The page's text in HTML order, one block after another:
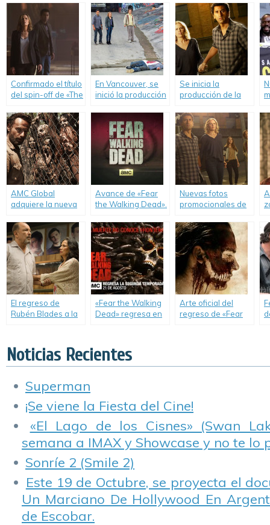
Confirmado el título
del spin-off de «The
En Vancouver, se
inició la producción
Walking Dead».
Se inicia la
producción de la
temporada de
«Fear the Walking
Dead».
AMC Global
adquiere la nueva
complementaria a
«The Walking
Dead».
Avance de «Fear
the Walking Dead».
Nuevas fotos
promocionales de
Dead».
El regreso de
Rubén Blades a la
«Fear the Walking
Dead» regresa en
Arte oficial del
regreso de «Fear
Noticias Recientes
Superman
¡Se viene la Fiesta del Cine!
«El Lago de los Cisnes» (Swan
semana a IMAX y Showcase y no te lo
Sonríe 2 (Smile 2)
Este 19 de Octubre, se proyecta el
Un Marciano De Hollywood En
de Escobar.